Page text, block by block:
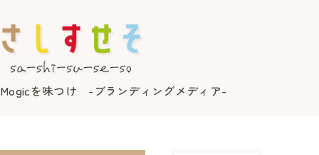
Mogicを味つけ -ブランディングメディア-